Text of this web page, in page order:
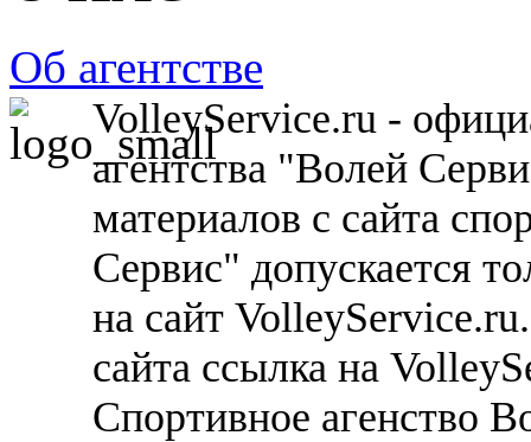
Об агентстве
VolleyService.ru -
агентства "Волей
материалов с сайта
Сервис" допускается
на сайт
сайта ссылка на
Спортивное агенство